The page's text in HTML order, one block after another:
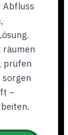
Abfluss
räumen
prüfen
sorgen
–